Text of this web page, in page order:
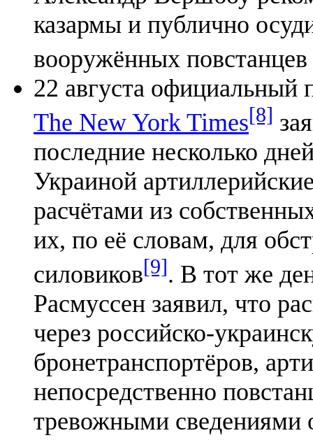
казармы и публично
вооружённых
22 августа
The New York Times[8]
последние несколько
Украиной
расчётами из
их, по её словам, для
силовиков[9]. В тот же
Расмуссен заявил, что
через российско-
бронетранспортёров,
непосредственно
тревожными сведениями